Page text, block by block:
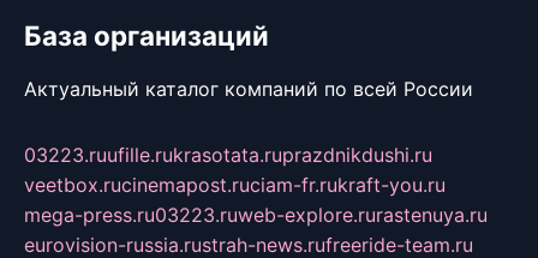
База организаций
Актуальный каталог компаний по всей России
03223.ruufille.rukrasotata.ruprazdnikdushi.ru
veetbox.rucinemapost.ruciam-fr.rukraft-you.ru
mega-press.ru03223.ruweb-explore.rurastenuya.ru
eurovision-russia.rustrah-news.rufreeride-team.ru